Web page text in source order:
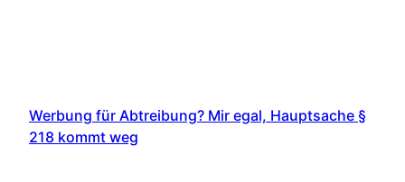
Werbung für Abtreibung? Mir egal, Hauptsache §
218 kommt weg